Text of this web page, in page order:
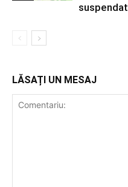
suspendat
LĂSAȚI UN MESAJ